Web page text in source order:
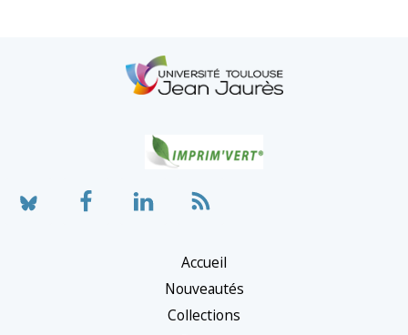
Accueil
Nouveautés
Collections